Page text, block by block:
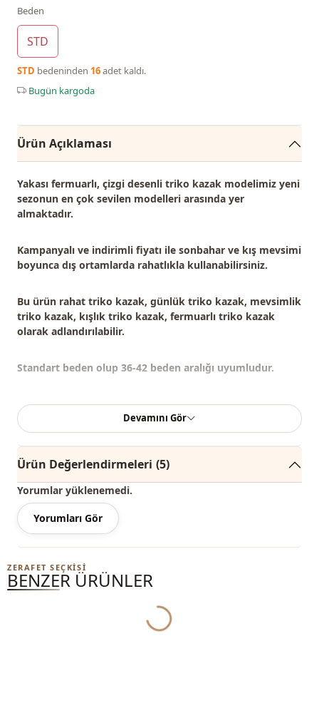
Beden
STD
STD bedeninden 16adet kaldı.
Bugün kargoda
Ürün Açıklaması
Yakası fermuarlı, çizgi desenli triko kazak modelimiz yeni
sezonun en çok sevilen modelleri arasında yer
almaktadır.
Kampanyalı ve indirimli fiyatı ile sonbahar ve kış mevsimi
boyunca dış ortamlarda rahatlıkla kullanabilirsiniz.
Bu ürün rahat triko kazak, günlük triko kazak, mevsimlik
triko kazak, kışlık triko kazak, fermuarlı triko kazak
olarak adlandırılabilir.
Standart beden olup 36-42 beden aralığı uyumludur.
Not: Ürün içeriği kazaktan oluşmaktadır. (Bluz, pantolon,
ayakkabı, şal, çanta ve takılar dekor amaçlı
kullanılmaktadır.)
Not:Ürünün renginde konsept çekimlerinden dolayı ton
farklılığı olabilir.
Yıkama:30 derecede yıkayınız.
%100 Akrilik
Yaka Boğazlı
Devamını Gör
Ürün Değerlendirmeleri (5)
Yorumlar yüklenemedi.
Yorumları Gör
ZERAFET SEÇKISI
BENZER ÜRÜNLER
Yukleniyor...